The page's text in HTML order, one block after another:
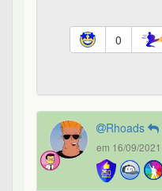
0
Rhoads
em 16/09/